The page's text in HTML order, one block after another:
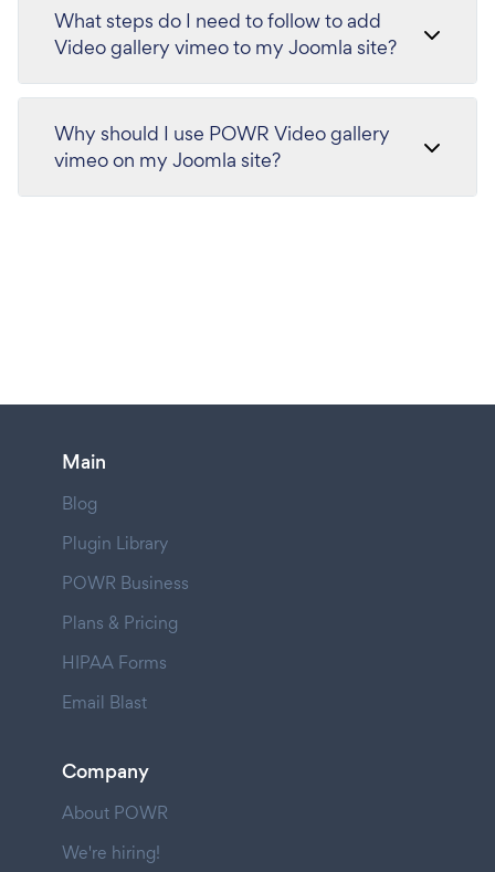
What steps do I need to follow to add
Video gallery vimeo to my Joomla site?
Why should I use POWR Video gallery
vimeo on my Joomla site?
Main
Blog
Plugin Library
POWR Business
Plans & Pricing
HIPAA Forms
Email Blast
Company
About POWR
We're hiring!